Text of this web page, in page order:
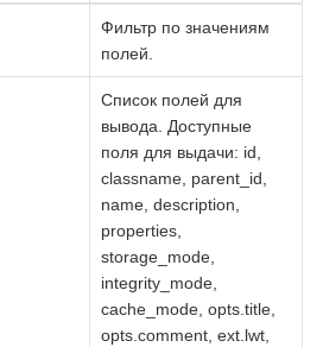
Фильтр по значениям
полей.
Список полей для
вывода. Доступные
поля для выдачи: id,
classname, parent_id,
name, description,
properties,
storage_mode,
integrity_mode,
cache_mode, opts.title,
opts.comment, ext.lwt,